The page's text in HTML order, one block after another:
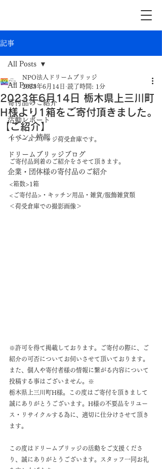
記事
All Posts
寄付品のご紹介
活動レポート
イベント情報
ドリームブリッジブログ
企業・団体様の寄付品のご紹介
All Posts
2023年6月14日 栃木県上三川町
H様より1箱をご寄付頂きました。
【ご紹介】
NPO法人ドリームブリッジ
2023年6月14日 読了時間: 1分
ドリームブリッジ荷受倉庫です。
ご寄付品到着のご紹介をさせて頂きます。
<箱数>1箱
<ご寄付品>・キッチン用品・雑貨/服飾雑貨類
＜荷受倉庫での撮影画像＞
※許可を得て掲載しております。ご寄付の際に、ご
紹介の可否についてお伺いさせて頂いております。
また、個人や寄付者様の情報に繋がる内容について
投稿する事はございません。※
栃木県上三川町H様。この度はご寄付を頂きまして
誠にありがとうございます。H様の不要品をリユー
ス・リサイクルする為に、適切に仕分けさせて頂き
ます。
この度はドリームブリッジの活動をご支援くださ
り、誠にありがとうございます。スタッフ一同お礼